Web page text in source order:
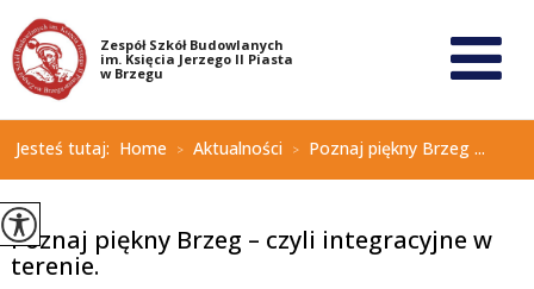
Jesteś tutaj: Home > Aktualności > Poznaj piękny Brzeg ...
Poznaj piękny Brzeg – czyli integracyjne w
terenie.